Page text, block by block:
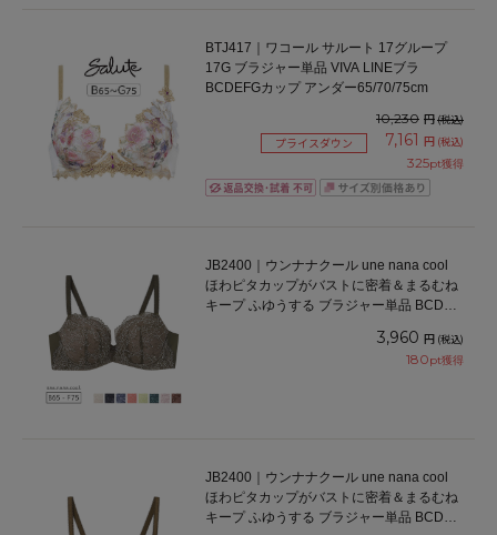
BTJ417｜ワコール サルート 17グループ
17G ブラジャー単品 VIVA LINEブラ
BCDEFGカップ アンダー65/70/75cm
10,230 円(税込)
プライスダウン 7,161 円 (税込)
325pt獲得
JB2400｜ウンナナクール une nana cool
ほわピタカップがバストに密着＆まるむね
キープ ふゆうする ブラジャー単品 BCDEF
3,960 円 (税込)
180pt獲得
JB2400｜ウンナナクール une nana cool
ほわピタカップがバストに密着＆まるむね
キープ ふゆうする ブラジャー単品 BCDEF